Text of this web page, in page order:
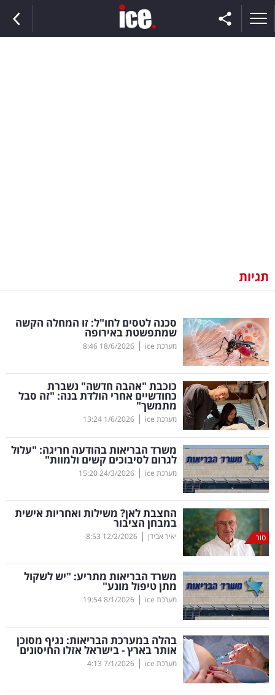
וצרכנות
דיגיטל
וטק
שיווק
ופרסום
משפט
מדדים
ומחקרים
דעות
רכילות
עסקית
קריפטו
ויראלי
טלוויזיה
עסקי
ספורט
תגיות
סכנה לטסים לחו"ל: זו המחלה הקשה
שמתפשטת באירופה
מערכת ice |
18/6/2026
8:46
כוכבת "אהבה חדשה" נשברת
כחודשיים אחרי הולדת בנה: "זה סבל
מתמשך"
מערכת ice |
1/6/2026
13:24
משרד הבריאות בהודעה חריגה: "עלול
לגרום לסיבוכים קשים ולמוות"
מערכת ice |
24/3/2026
15:20
טור
החצבת לאן? משילות ואחריות אישית
במבחן הציבור
יאיר אבידן |
12/2/2026
8:53
משרד הבריאות מתריע: "יש לשקול
מתן טיפול מונע"
מערכת ice |
8/1/2026
19:54
בהלה במערכת הבריאות: נגיף מסוכן
אותר בארץ - בישראל אזלו החיסונים
מערכת ice |
7/1/2026
4:13